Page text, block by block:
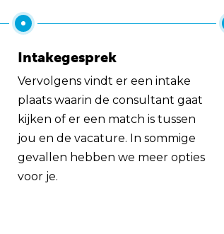
Intakegesprek
Vervolgens vindt er een intake
plaats waarin de consultant gaat
kijken of er een match is tussen
jou en de vacature. In sommige
gevallen hebben we meer opties
voor je.